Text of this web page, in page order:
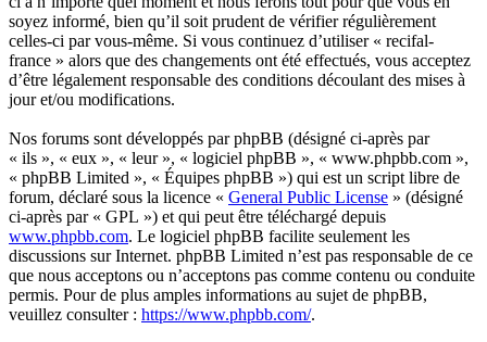
soyez informé, bien qu’il soit prudent de vérifier régulièrement
celles-ci par vous-même. Si vous continuez d’utiliser « recifal-
france » alors que des changements ont été effectués, vous acceptez
d’être légalement responsable des conditions découlant des mises à
jour et/ou modifications.
Nos forums sont développés par phpBB (désigné ci-après par
« ils », « eux », « leur », « logiciel phpBB », « www.phpbb.com »,
« phpBB Limited », « Équipes phpBB ») qui est un script libre de
forum, déclaré sous la licence « General Public License » (désigné
ci-après par « GPL ») et qui peut être téléchargé depuis
www.phpbb.com. Le logiciel phpBB facilite seulement les
discussions sur Internet. phpBB Limited n’est pas responsable de ce
que nous acceptons ou n’acceptons pas comme contenu ou conduite
permis. Pour de plus amples informations au sujet de phpBB,
veuillez consulter : https://www.phpbb.com/.